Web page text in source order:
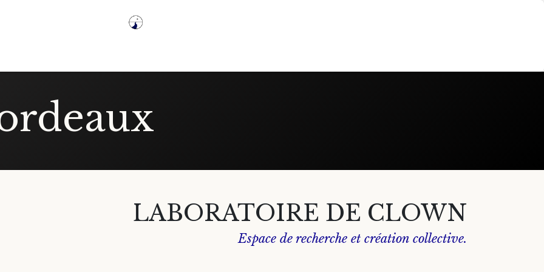
LABORATOIRE DE CLOWN
Espace de recherche et création collective.